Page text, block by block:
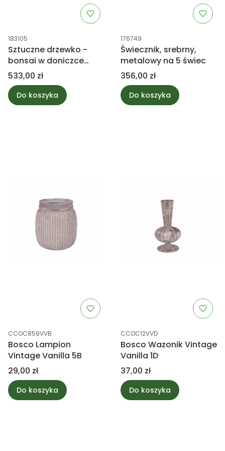
Kod produktu
183105
Sztuczne drzewko -
bonsai w doniczce
82cm
Cena
533,00 zł
Do koszyka
Kod produktu
176749
Świecznik, srebrny,
metalowy na 5 świec
Cena
356,00 zł
Do koszyka
Kod produktu
CCOC859VVB
Bosco Lampion
Vintage Vanilla 5B
Cena
29,00 zł
Do koszyka
Kod produktu
CCOC12VVD
Bosco Wazonik Vintage
Vanilla 1D
Cena
37,00 zł
Do koszyka